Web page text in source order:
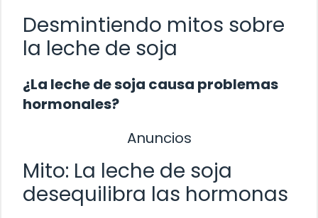
Desmintiendo mitos sobre
la leche de soja
¿La leche de soja causa problemas
hormonales?
Anuncios
Mito: La leche de soja
desequilibra las hormonas